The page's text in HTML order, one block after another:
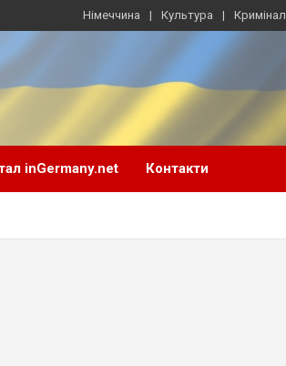
Німеччина Культура Кримінал
inGermany.net Контакти